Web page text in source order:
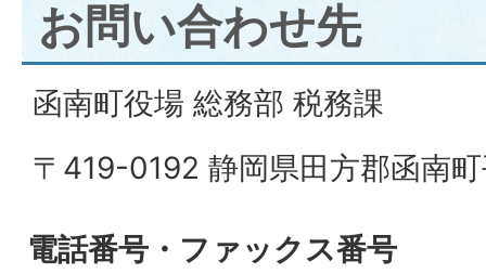
お問い合わせ先
函南町役場 総務部 税務課
〒419-0192 静岡県田方郡函南
電話番号・ファックス番号